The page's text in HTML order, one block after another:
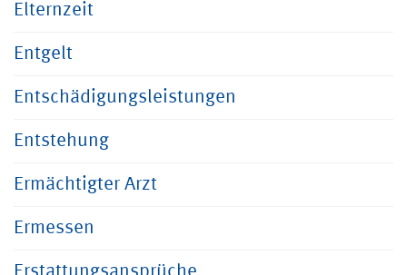
Elternzeit
Entgelt
Entschädigungsleistungen
Entstehung
Ermächtigter Arzt
Ermessen